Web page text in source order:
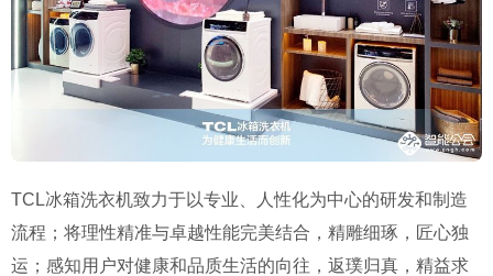
TCL冰箱洗衣机致力于以专业、人性化为中心的研发和制造
流程；将理性精准与卓越性能完美结合，精雕细琢，匠心独
运；感知用户对健康和品质生活的向往，返璞归真，精益求